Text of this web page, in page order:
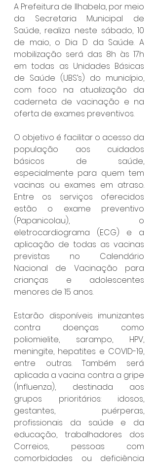
A Prefeitura de Ilhabela, por meio
da Secretaria Municipal de
Saúde, realiza neste sábado, 10
de maio, o Dia D da Saúde. A
mobilização será das 8h às 17h
em todas as Unidades Básicas
de Saúde (UBS’s) do município,
com foco na atualização da
caderneta de vacinação e na
oferta de exames preventivos.
O objetivo é facilitar o acesso da
população aos cuidados
básicos de saúde,
especialmente para quem tem
vacinas ou exames em atraso.
Entre os serviços oferecidos
estão o exame preventivo
(Papanicolau), o
eletrocardiograma (ECG) e a
aplicação de todas as vacinas
previstas no Calendário
Nacional de Vacinação para
crianças e adolescentes
menores de 15 anos.
Estarão disponíveis imunizantes
contra doenças como
poliomielite, sarampo, HPV,
meningite, hepatites e COVID-19,
entre outras. Também será
aplicada a vacina contra a gripe
(Influenza), destinada aos
grupos prioritários: idosos,
gestantes, puérperas,
profissionais da saúde e da
educação, trabalhadores dos
Correios, pessoas com
comorbidades ou deficiência